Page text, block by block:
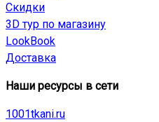
Скидки
3D тур по магазину
LookBook
Доставка
Наши ресурсы в сети
1001tkani.ru